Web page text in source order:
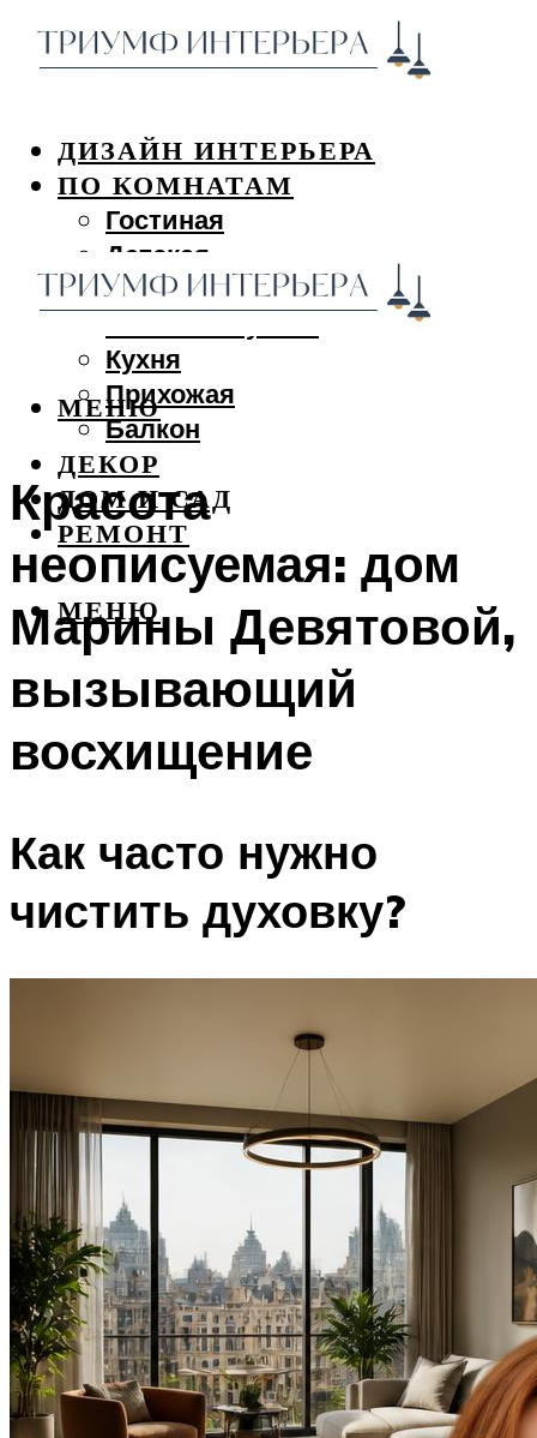
ДИЗАЙН ИНТЕРЬЕРА
ПО КОМНАТАМ
Гостиная
Детская
Спальня
Кухня
Прихожая
Балкон
ДЕКОР
ДОМ И САД
РЕМОНТ
МЕНЮ
МЕНЮ
Красота
неописуемая: дом
Марины Девятовой,
вызывающий
восхищение
Как часто нужно
чистить духовку?